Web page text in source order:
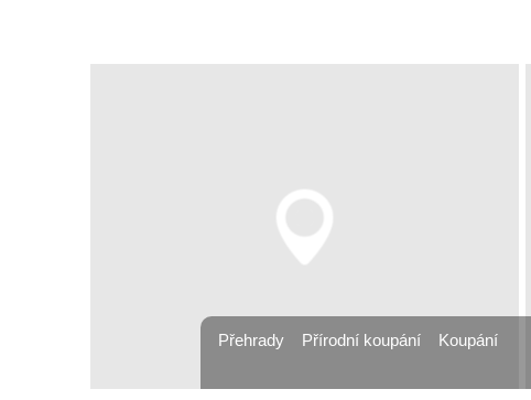
Přehrady Přírodní koupání Koupání